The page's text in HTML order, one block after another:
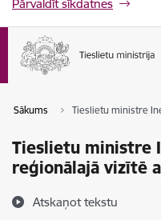
Pārvaldīt sīkdatnes
Sākums Tieslietu ministre
Tieslietu ministre
reģionālajā vizītē
Atskaņot tekstu